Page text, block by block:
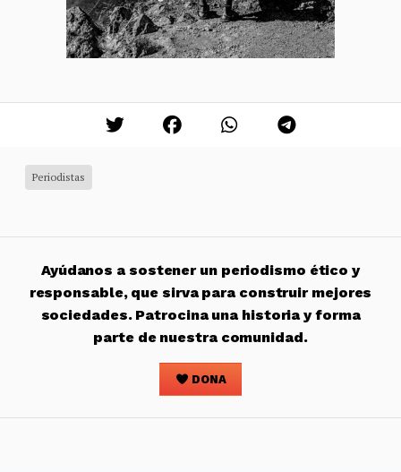
Periodistas
Ayúdanos a sostener un periodismo ético y
responsable, que sirva para construir mejores
sociedades. Patrocina una historia y forma
parte de nuestra comunidad.
DONA